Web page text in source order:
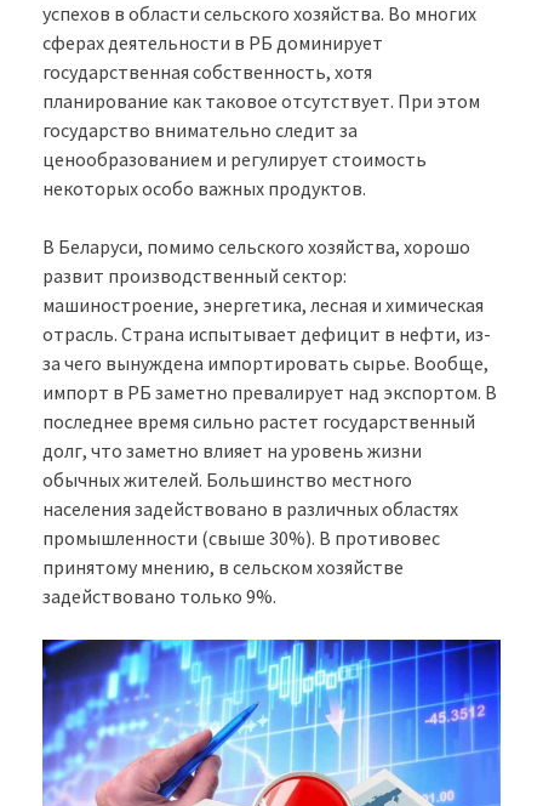
успехов в области сельского хозяйства. Во многих
сферах деятельности в РБ доминирует
государственная собственность, хотя
планирование как таковое отсутствует. При этом
государство внимательно следит за
ценообразованием и регулирует стоимость
некоторых особо важных продуктов.
В Беларуси, помимо сельского хозяйства, хорошо
развит производственный сектор:
машиностроение, энергетика, лесная и химическая
отрасль. Страна испытывает дефицит в нефти, из-
за чего вынуждена импортировать сырье. Вообще,
импорт в РБ заметно превалирует над экспортом. В
последнее время сильно растет государственный
долг, что заметно влияет на уровень жизни
обычных жителей. Большинство местного
населения задействовано в различных областях
промышленности (свыше 30%). В противовес
принятому мнению, в сельском хозяйстве
задействовано только 9%.